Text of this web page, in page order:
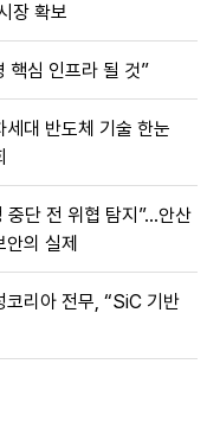
장 확보
핵심 인프라 될 것”
대 반도체 기술 한눈
중단 전 위협 탐지”…안산
의 실제
리아 전무, “SiC 기반